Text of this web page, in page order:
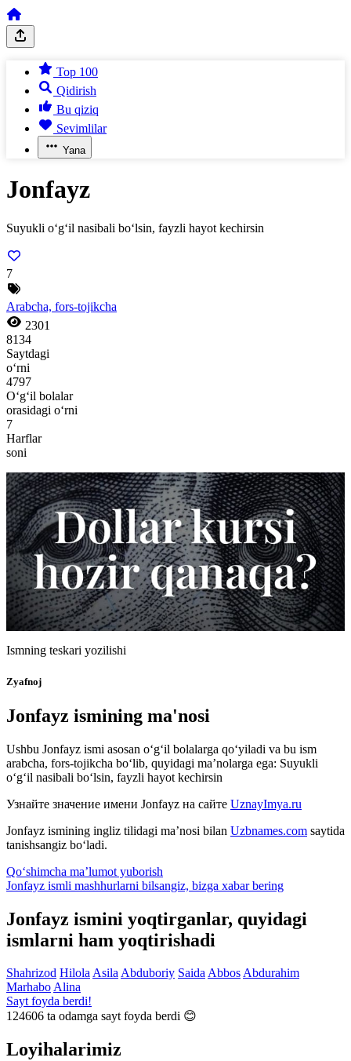
Top 100
Qidirish
Bu qiziq
Sevimlilar
Yana
Jonfayz
Suyukli o‘g‘il nasibali bo‘lsin, fayzli hayot kechirsin
7
Arabcha, fors-tojikcha
2301
8134
Saytdagi
o‘rni
4797
O‘g‘il bolalar
orasidagi o‘rni
7
Harflar
soni
Ismning teskari yozilishi
Zyafnoj
Jonfayz ismining ma'nosi
Ushbu Jonfayz ismi asosan o‘g‘il bolalarga qo‘yiladi va bu ism
arabcha, fors-tojikcha bo‘lib, quyidagi ma’nolarga ega: Suyukli
o‘g‘il nasibali bo‘lsin, fayzli hayot kechirsin
Узнайте значение имени Jonfayz на сайте UznayImya.ru
Jonfayz ismining ingliz tilidagi ma’nosi bilan Uzbnames.com saytida
tanishsangiz bo‘ladi.
Qo‘shimcha ma’lumot yuborish
Jonfayz ismli mashhurlarni bilsangiz, bizga xabar bering
Jonfayz ismini yoqtirganlar, quyidagi
ismlarni ham yoqtirishadi
Shahrizod HilolaAsilaAbduboriy SaidaAbbosAbdurahim
MarhaboAlina
Sayt foyda berdi!
124606 ta odamga sayt foyda berdi 😊
Loyihalarimiz